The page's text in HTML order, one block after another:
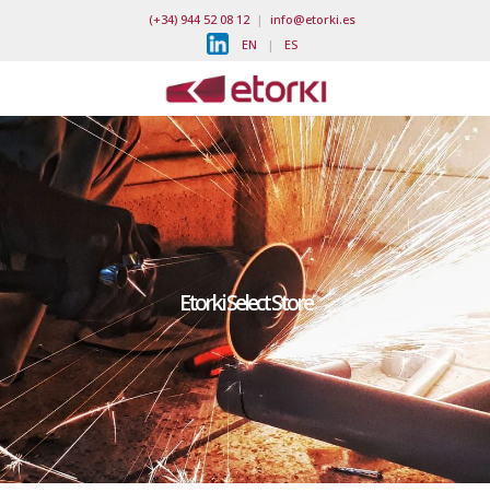
(+34) 944 52 08 12| info@etorki.es
EN | ES
Etorki Select Store